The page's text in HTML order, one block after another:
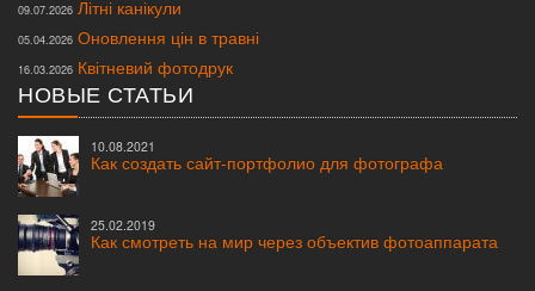
09.07.2026 Літні канікули
05.04.2026 Оновлення цін в травні
16.03.2026 Квітневий фотодрук
НОВЫЕ СТАТЬИ
10.08.2021
Как создать сайт-портфолио для фотографа
25.02.2019
Как смотреть на мир через объектив фотоаппарата